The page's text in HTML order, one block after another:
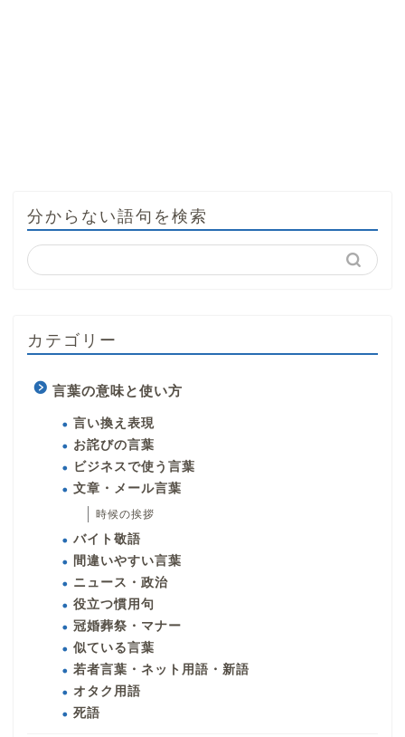
分からない語句を検索
カテゴリー
言葉の意味と使い方
言い換え表現
お詫びの言葉
ビジネスで使う言葉
文章・メール言葉
時候の挨拶
バイト敬語
間違いやすい言葉
ニュース・政治
役立つ慣用句
冠婚葬祭・マナー
似ている言葉
若者言葉・ネット用語・新語
オタク用語
死語